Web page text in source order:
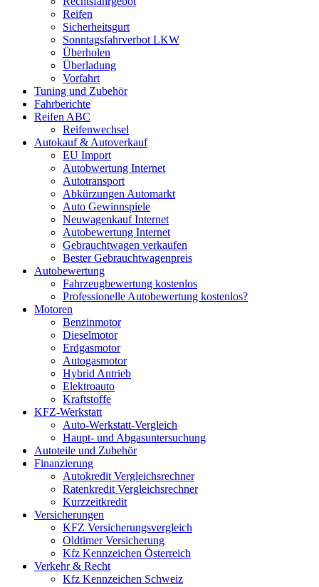
Reifen
Sicherheitsgurt
Sonntagsfahrverbot LKW
Überholen
Überladung
Vorfahrt
Tuning und Zubehör
Fahrberichte
Reifen ABC
Reifenwechsel
Autokauf & Autoverkauf
EU Import
Autobwertung Internet
Autotransport
Abkürzungen Automarkt
Auto Gewinnspiele
Neuwagenkauf Internet
Autobewertung Internet
Gebrauchtwagen verkaufen
Bester Gebrauchtwagenpreis
Autobewertung
Fahrzeugbewertung kostenlos
Professionelle Autobewertung kostenlos?
Motoren
Benzinmotor
Dieselmotor
Erdgasmotor
Autogasmotor
Hybrid Antrieb
Elektroauto
Kraftstoffe
KFZ-Werkstatt
Auto-Werkstatt-Vergleich
Haupt- und Abgasuntersuchung
Autoteile und Zubehör
Finanzierung
Autokredit Vergleichsrechner
Ratenkredit Vergleichsrechner
Kurzzeitkredit
Versicherungen
KFZ Versicherungsvergleich
Oldtimer Versicherung
Kfz Kennzeichen Österreich
Verkehr & Recht
Kfz Kennzeichen Schweiz